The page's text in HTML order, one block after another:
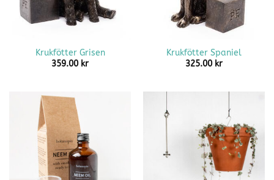
Krukfötter Grisen
359.00 kr
Krukfötter Spaniel
325.00 kr